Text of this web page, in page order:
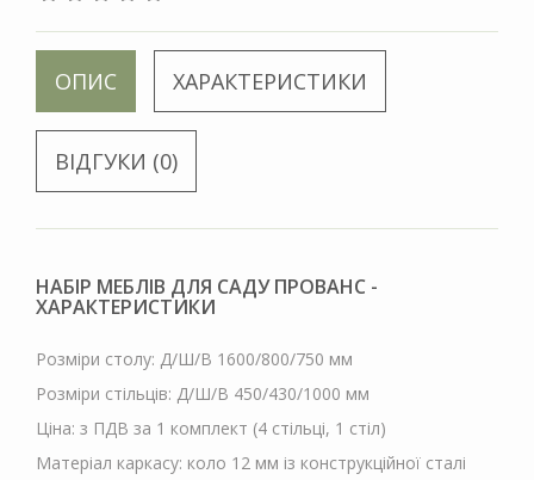
ОПИС ХАРАКТЕРИСТИКИ
ВІДГУКИ (0)
НАБІР МЕБЛІВ ДЛЯ САДУ ПРОВАНС -
ХАРАКТЕРИСТИКИ
Розміри столу: Д/Ш/В 1600/800/750 мм
Розміри стільців: Д/Ш/В 450/430/1000 мм
Ціна: з ПДВ за 1 комплект (4 стільці, 1 стіл)
Матеріал каркасу: коло 12 мм із конструкційної сталі